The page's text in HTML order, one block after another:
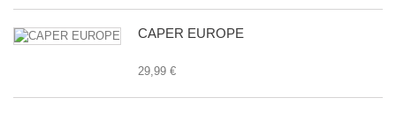
CAPER EUROPE
29,99 €